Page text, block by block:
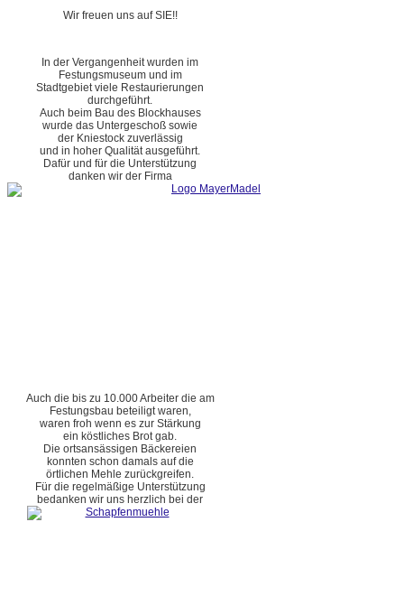
Wir freuen uns auf SIE!!
In der Vergangenheit wurden im
Festungsmuseum und im
Stadtgebiet viele Restaurierungen
durchgeführt.
Auch beim Bau des Blockhauses
wurde das Untergeschoß sowie
der Kniestock zuverlässig
und in hoher Qualität ausgeführt.
Dafür und für die Unterstützung
danken wir der Firma
Auch die bis zu 10.000 Arbeiter die am
Festungsbau beteiligt waren,
waren froh wenn es zur Stärkung
ein köstliches Brot gab.
Die ortsansässigen Bäckereien
konnten schon damals auf die
örtlichen Mehle zurückgreifen.
Für die regelmäßige Unterstützung
bedanken wir uns herzlich bei der